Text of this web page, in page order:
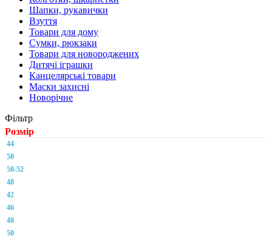
Шапки, рукавички
Взуття
Товари для дому
Сумки, рюкзаки
Товари для новороджених
Дитячі іграшки
Канцелярські товари
Маски захисні
Новорічне
Фільтр
Розмір
44
50
50-52
48
42
46
48
50